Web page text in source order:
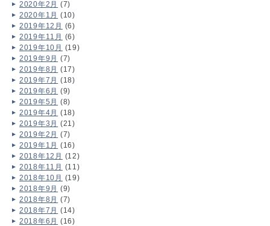
2020年2月 (7)
2020年1月 (10)
2019年12月 (6)
2019年11月 (6)
2019年10月 (19)
2019年9月 (7)
2019年8月 (17)
2019年7月 (18)
2019年6月 (9)
2019年5月 (8)
2019年4月 (18)
2019年3月 (21)
2019年2月 (7)
2019年1月 (16)
2018年12月 (12)
2018年11月 (11)
2018年10月 (19)
2018年9月 (9)
2018年8月 (7)
2018年7月 (14)
2018年6月 (16)